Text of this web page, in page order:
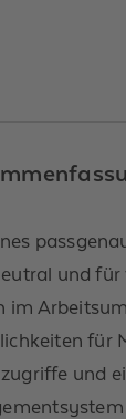
und für
im
für
und